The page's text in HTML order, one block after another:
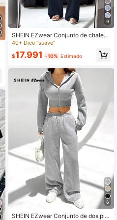
9
SHEIN EZwear Conjunto de chalec
o y pantalones de mujer de un solo
rimavera/verano
40+ Dice "suave"
$17.991 -10% Estimado
6
SHEIN EZwear Conjunto de dos pie